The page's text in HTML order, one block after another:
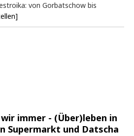
von Gorbatschow bis
immer - (Über)leben in
Supermarkt und Datscha